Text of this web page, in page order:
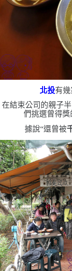
北投有幾
在結束公司的親子
們挑選曾得獎
據說“還曾被